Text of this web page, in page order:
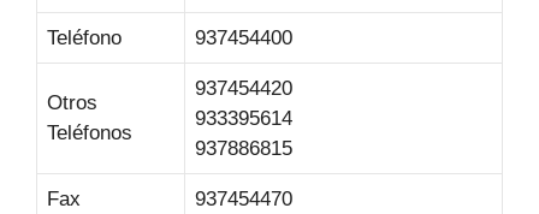
Teléfono 937454400
Otros
Teléfonos
937454420
933395614
937886815
Fax 937454470